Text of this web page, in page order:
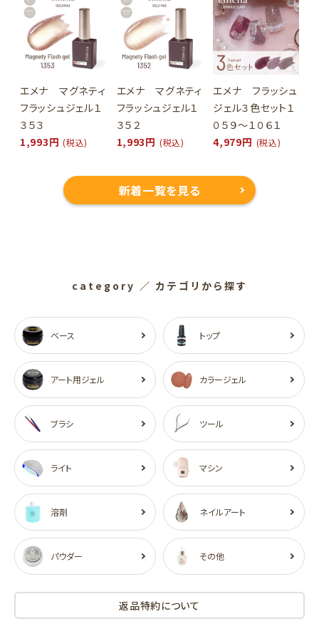
エメナ マグネティ
フラッシュジェル１
３５３
1,993円 (税込)
エメナ マグネティ
フラッシュジェル１
３５２
1,993円 (税込)
エメナ フラッシュ
ジェル３色セット１
０５９～１０６１
4,979円 (税込)
新着一覧を見る
category ／ カテゴリから探す
ベース トップ
アート用ジェル カラージェル
ブラシ ツール
ライト マシン
溶剤 ネイルアート
パウダー その他
返品特約について